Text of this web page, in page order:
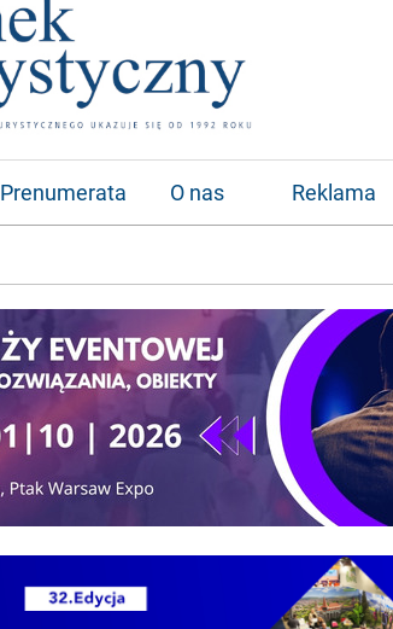
Prenumerata O nas Reklama